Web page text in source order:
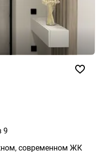
9
современном ЖК